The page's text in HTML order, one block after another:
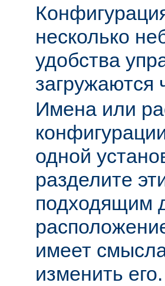
несколько
удобства
загружаются
Имена или
одной
разделите
подходящим
имеет
изменить его.